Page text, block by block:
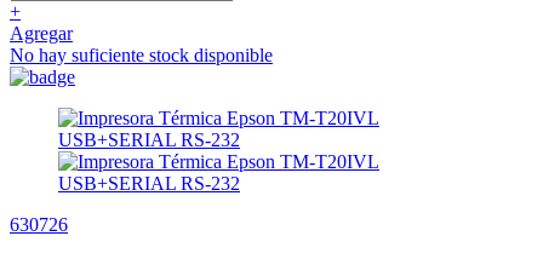
+
Agregar
No hay suficiente stock disponible
630726